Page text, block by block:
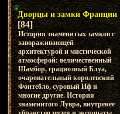
Дворцы и замки Франции
[84]
История знаменитых замков с
завораживающей
архитектурой и мистической
атмосферой: величественный
Шамбор, грациозный Блуа,
очаровательный королевский
Фонтебло, суровый Иф и
многие другие. История
знаменитого Лувра, внутренее